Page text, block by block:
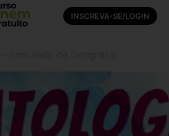
INSCREVA-SE/LOGIN